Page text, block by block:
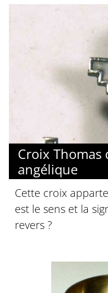
Croix Thomas
angélique
Cette croix
est le sens et la
revers ?